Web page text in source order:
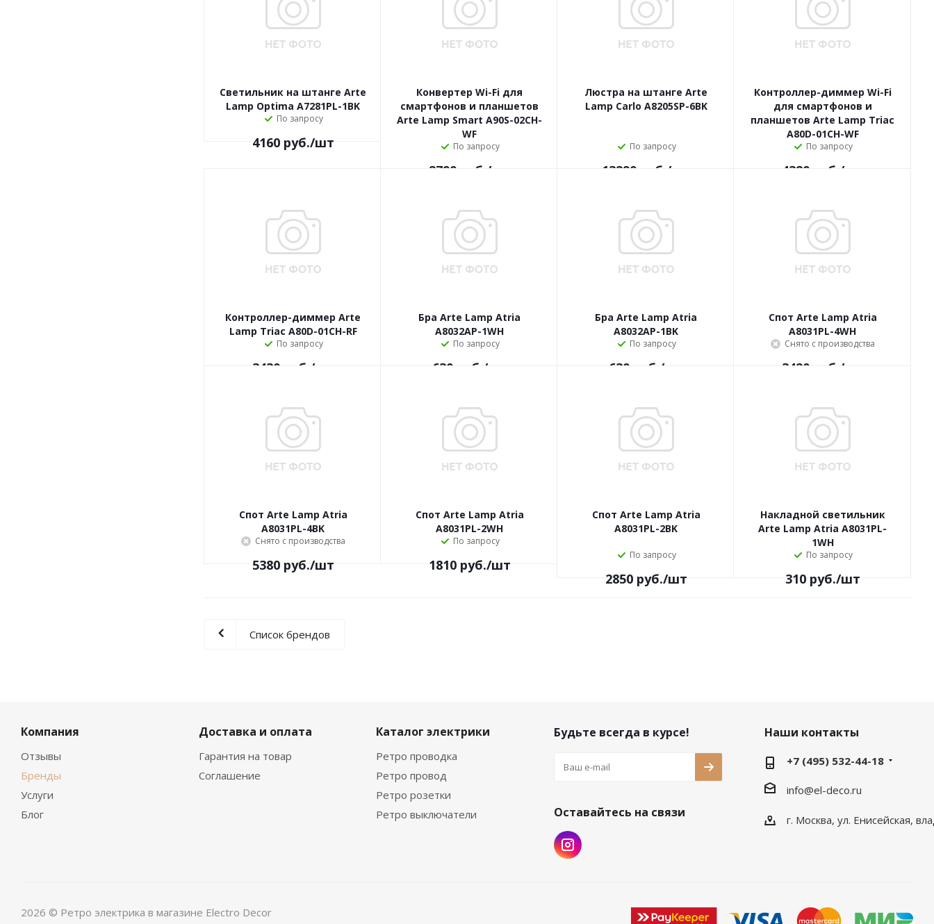
Светильник на штанге Arte
Lamp Optima A7281PL-1BK
По запросу
4160руб./шт
Конвертер Wi-Fi для
смартфонов и планшетов
Arte Lamp Smart A90S-02CH-
WF
По запросу
2790руб. /шт
Люстра на штанге Arte
Lamp Carlo A8205SP-6BK
По запросу
13290руб. /шт
Контроллер-диммер Wi-Fi
для смартфонов и
планшетов Arte Lamp Triac
A80D-01CH-WF
По запросу
4380руб. /шт
Контроллер-диммер Arte
Lamp Triac A80D-01CH-RF
По запросу
3430руб. /шт
Бра Arte Lamp Atria
A8032AP-1WH
По запросу
630руб. /шт
Бра Arte Lamp Atria
A8032AP-1BK
По запросу
630руб. /шт
Спот Arte Lamp Atria
A8031PL-4WH
Снято с производства
3420руб. /шт
Спот Arte Lamp Atria
A8031PL-4BK
Снято с производства
5380руб./шт
Спот Arte Lamp Atria
A8031PL-2WH
По запросу
1810руб./шт
Спот Arte Lamp Atria
A8031PL-2BK
По запросу
2850руб./шт
Накладной светильник
Arte Lamp Atria A8031PL-
1WH
По запросу
310руб./шт
Список брендов
Компания
Отзывы
Бренды
Услуги
Блог
Доставка и оплата
Гарантия на товар
Соглашение
Каталог электрики
Ретро проводка
Ретро провод
Ретро розетки
Ретро выключатели
Будьте всегда в курсе!
Оставайтесь на связи
Наши контакты
+7 (495) 532-44-18
info@el-deco.ru
г. Москва, ул. Енисейская,
2026 © Ретро электрика в магазине Electro Decor